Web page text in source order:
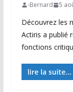
-Bernard 5
Découvrez les
Actiris a publié
fonctions
lire la suite...